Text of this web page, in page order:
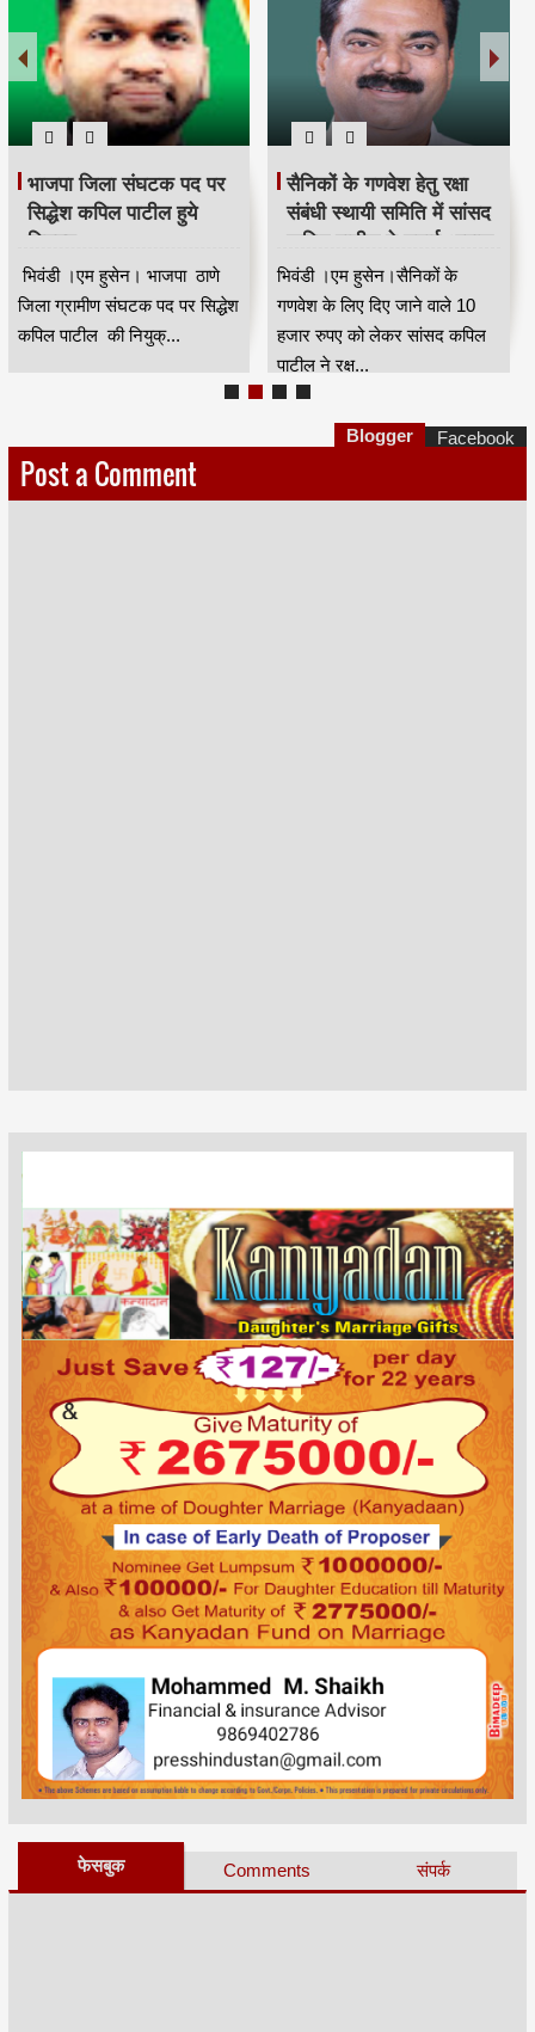
भाजपा जिला संघटक पद पर
सिद्धेश कपिल पाटील हुये
नियुक्त
भिवंडी ।एम हुसेन। भाजपा ठाणे
जिला ग्रामीण संघटक पद पर सिद्धेश
कपिल पाटील की नियुक्...
सैनिकों के गणवेश हेतु रक्षा
संबंधी स्थायी समिति में सांसद
कपिल पाटील ने उठाई आवाज
भिवंडी ।एम हुसेन।सैनिकों के
गणवेश के लिए दिए जाने वाले 10
हजार रुपए को लेकर सांसद कपिल
पाटील ने रक्ष...
Post a Comment
Blogger Facebook
फेसबुक Comments संपर्क